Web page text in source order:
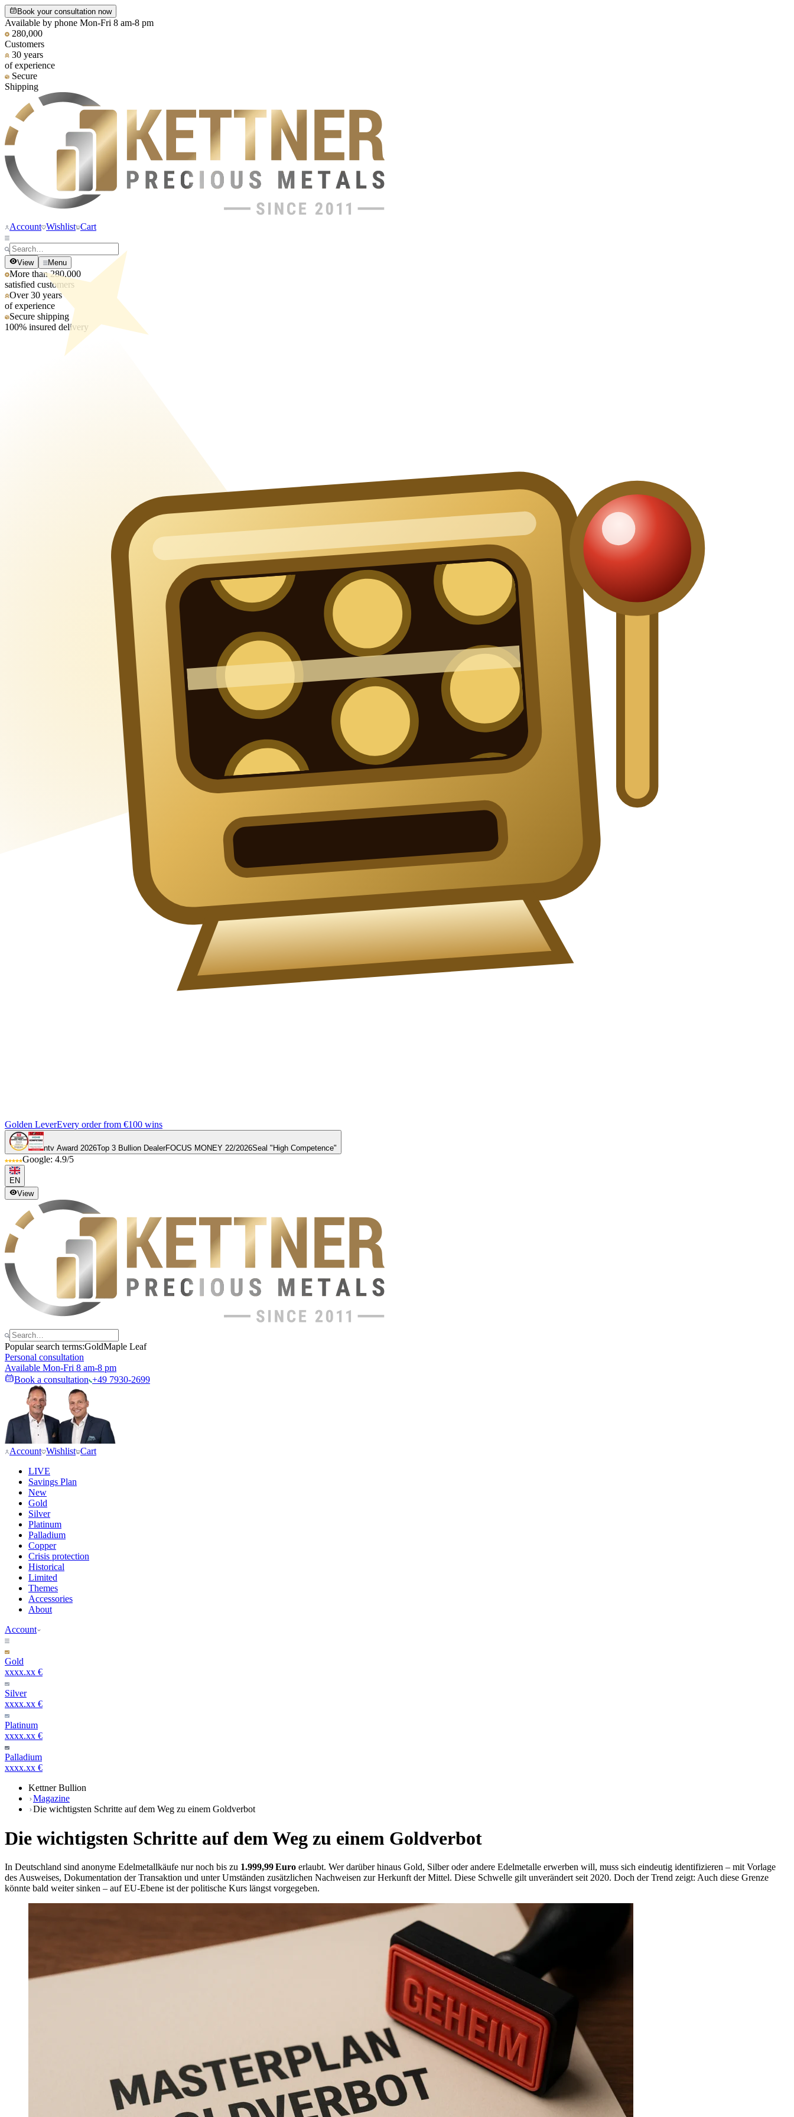
Book your consultation now
Available by phone Mon-Fri 8 am-8 pm
280,000
Customers
30 years
of experience
Secure
Shipping
Account Wishlist Cart
View Menu
More than 280,000
satisfied customers
Over 30 years
of experience
Secure shipping
100% insured delivery
Golden LeverEvery order from €100 wins
ntv Award 2026Top 3 Bullion DealerFOCUS MONEY 22/2026Seal "High Competence"
Google: 4.9/5
EN
View
Popular search terms:GoldMaple Leaf
Personal consultation
Available Mon-Fri 8 am-8 pm
Book a consultation +49 7930-2699
Account Wishlist Cart
LIVE
Savings Plan
New
Gold
Silver
Platinum
Palladium
Copper
Crisis protection
Historical
Limited
Themes
Accessories
About
Account
Gold
xxxx.xx €
Silver
xxxx.xx €
Platinum
xxxx.xx €
Palladium
xxxx.xx €
Kettner Bullion
Magazine
Die wichtigsten Schritte auf dem Weg zu einem Goldverbot
Die wichtigsten Schritte auf dem Weg zu einem Goldverbot
In Deutschland sind anonyme Edelmetallkäufe nur noch bis zu 1.999,99 Euro erlaubt. Wer darüber hinaus Gold, Silber oder andere Edelmetalle erwerben will, muss sich eindeutig identifizieren – mit Vorlage
des Ausweises, Dokumentation der Transaktion und unter Umständen zusätzlichen Nachweisen zur Herkunft der Mittel. Diese Schwelle gilt unverändert seit 2020. Doch der Trend zeigt: Auch diese Grenze
könnte bald weiter sinken – auf EU-Ebene ist der politische Kurs längst vorgegeben.